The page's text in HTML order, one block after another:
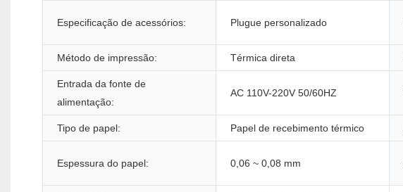
Especificação de acessórios: Plugue personalizado
Método de impressão: Térmica direta
Entrada da fonte de
alimentação:
AC 110V-220V 50/60HZ
Tipo de papel: Papel de recebimento térmico
Espessura do papel: 0,06 ~ 0,08 mm